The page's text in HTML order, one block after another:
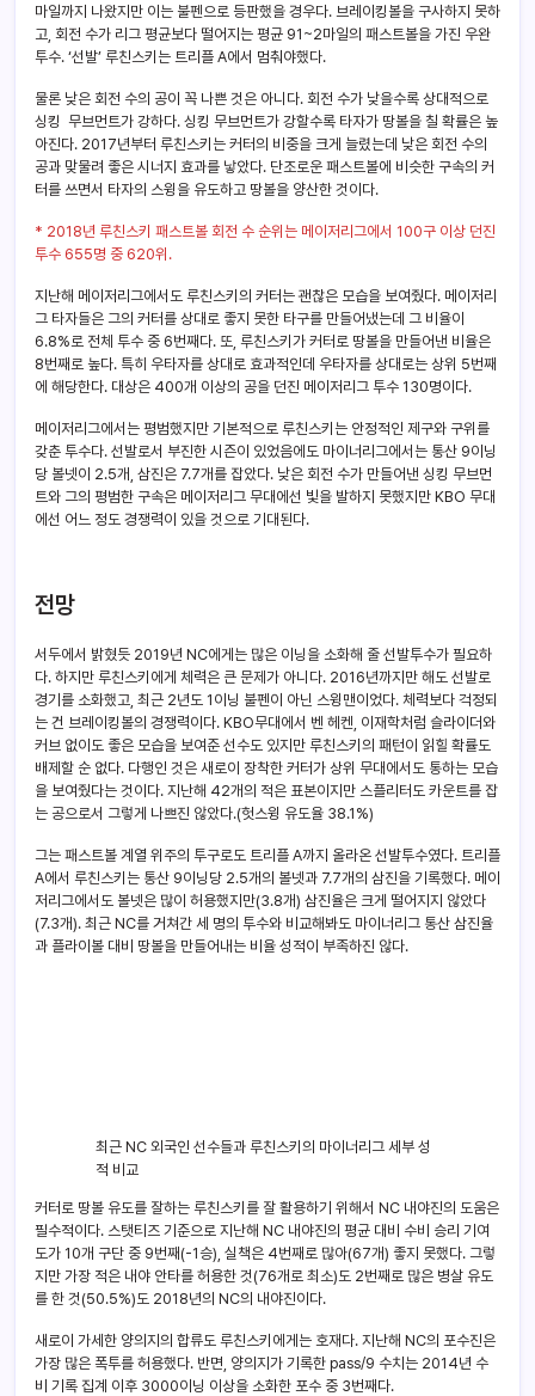
마일까지 나왔지만 이는 불펜으로 등판했을 경우다. 브레이킹볼을 구사하지 못하
고, 회전 수가 리그 평균보다 떨어지는 평균 91~2마일의 패스트볼을 가진 우완
투수. ‘선발’ 루친스키는 트리플 A에서 멈춰야했다.
물론 낮은 회전 수의 공이 꼭 나쁜 것은 아니다. 회전 수가 낮을수록 상대적으로
싱킹 무브먼트가 강하다. 싱킹 무브먼트가 강할수록 타자가 땅볼을 칠 확률은 높
아진다. 2017년부터 루친스키는 커터의 비중을 크게 늘렸는데 낮은 회전 수의
공과 맞물려 좋은 시너지 효과를 낳았다. 단조로운 패스트볼에 비슷한 구속의 커
터를 쓰면서 타자의 스윙을 유도하고 땅볼을 양산한 것이다.
* 2018년 루친스키 패스트볼 회전 수 순위는 메이저리그에서 100구 이상 던진
투수 655명 중 620위.
지난해 메이저리그에서도 루친스키의 커터는 괜찮은 모습을 보여줬다. 메이저리
그 타자들은 그의 커터를 상대로 좋지 못한 타구를 만들어냈는데 그 비율이
6.8%로 전체 투수 중 6번째다. 또, 루친스키가 커터로 땅볼을 만들어낸 비율은
8번째로 높다. 특히 우타자를 상대로 효과적인데 우타자를 상대로는 상위 5번째
에 해당한다. 대상은 400개 이상의 공을 던진 메이저리그 투수 130명이다.
메이저리그에서는 평범했지만 기본적으로 루친스키는 안정적인 제구와 구위를
갖춘 투수다. 선발로서 부진한 시즌이 있었음에도 마이너리그에서는 통산 9이닝
당 볼넷이 2.5개, 삼진은 7.7개를 잡았다. 낮은 회전 수가 만들어낸 싱킹 무브먼
트와 그의 평범한 구속은 메이저리그 무대에선 빛을 발하지 못했지만 KBO 무대
에선 어느 정도 경쟁력이 있을 것으로 기대된다.
전망
서두에서 밝혔듯 2019년 NC에게는 많은 이닝을 소화해 줄 선발투수가 필요하
다. 하지만 루친스키에게 체력은 큰 문제가 아니다. 2016년까지만 해도 선발로
경기를 소화했고, 최근 2년도 1이닝 불펜이 아닌 스윙맨이었다. 체력보다 걱정되
는 건 브레이킹볼의 경쟁력이다. KBO무대에서 벤 헤켄, 이재학처럼 슬라이더와
커브 없이도 좋은 모습을 보여준 선수도 있지만 루친스키의 패턴이 읽힐 확률도
배제할 순 없다. 다행인 것은 새로이 장착한 커터가 상위 무대에서도 통하는 모습
을 보여줬다는 것이다. 지난해 42개의 적은 표본이지만 스플리터도 카운트를 잡
는 공으로서 그렇게 나쁘진 않았다.(헛스윙 유도율 38.1%)
그는 패스트볼 계열 위주의 투구로도 트리플 A까지 올라온 선발투수였다. 트리플
A에서 루친스키는 통산 9이닝당 2.5개의 볼넷과 7.7개의 삼진을 기록했다. 메이
저리그에서도 볼넷은 많이 허용했지만(3.8개) 삼진율은 크게 떨어지지 않았다
(7.3개). 최근 NC를 거쳐간 세 명의 투수와 비교해봐도 마이너리그 통산 삼진율
과 플라이볼 대비 땅볼을 만들어내는 비율 성적이 부족하진 않다.
최근 NC 외국인 선수들과 루친스키의 마이너리그 세부 성
적 비교
커터로 땅볼 유도를 잘하는 루친스키를 잘 활용하기 위해서 NC 내야진의 도움은
필수적이다. 스탯티즈 기준으로 지난해 NC 내야진의 평균 대비 수비 승리 기여
도가 10개 구단 중 9번째(-1승), 실책은 4번째로 많아(67개) 좋지 못했다. 그렇
지만 가장 적은 내야 안타를 허용한 것(76개로 최소)도 2번째로 많은 병살 유도
를 한 것(50.5%)도 2018년의 NC의 내야진이다.
새로이 가세한 양의지의 합류도 루친스키에게는 호재다. 지난해 NC의 포수진은
가장 많은 폭투를 허용했다. 반면, 양의지가 기록한 pass/9 수치는 2014년 수
비 기록 집계 이후 3000이닝 이상을 소화한 포수 중 3번째다.